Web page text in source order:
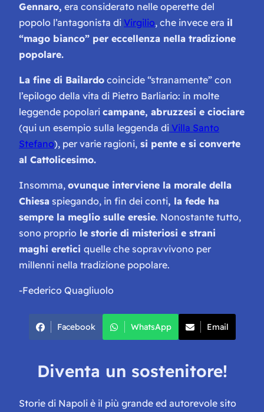
Gennaro, era considerato nelle operette del
popolo l’antagonista di Virgilio, che invece era il
“mago bianco” per eccellenza nella tradizione
popolare.
La fine di Bailardo coincide “stranamente” con
l’epilogo della vita di Pietro Barliario: in molte
leggende popolari campane, abruzzesi e ciociare
(qui un esempio sulla leggenda di Villa Santo
Stefano), per varie ragioni, si pente e si converte
al Cattolicesimo.
Insomma, ovunque interviene la morale della
Chiesa spiegando, in fin dei conti, la fede ha
sempre la meglio sulle eresie. Nonostante tutto,
sono proprio le storie di misteriosi e strani
maghi eretici quelle che sopravvivono per
millenni nella tradizione popolare.
-Federico Quagliuolo
Facebook WhatsApp Email
Diventa un sostenitore!
Storie di Napoli è il più grande ed autorevole sito